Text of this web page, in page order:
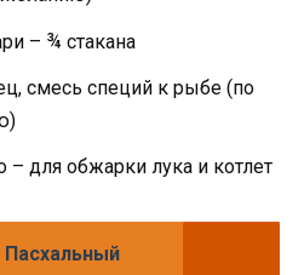
– ¾ стакана
смесь специй к рыбе (по
– для обжарки лука и котлет
Пасхальный